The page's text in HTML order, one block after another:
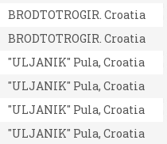
BRODTOTROGIR. Croatia
BRODTOTROGIR. Croatia
"ULJANIK" Pula, Croatia
"ULJANIK" Pula, Croatia
"ULJANIK" Pula, Croatia
"ULJANIK" Pula, Croatia